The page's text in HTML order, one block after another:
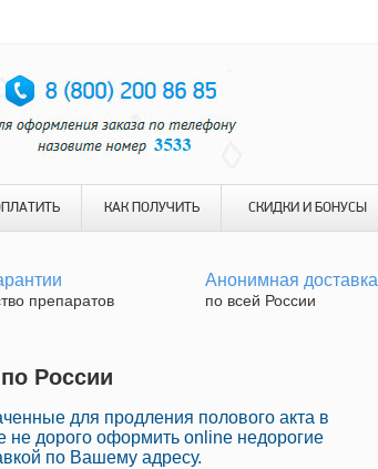
КАК ПОЛУЧИТЬ СКИДКИ И БОНУСЫ
препаратов
Анонимная доставка
по всей России
России
для продления полового акта в
дорого оформить online недорогие
по Вашему адресу.